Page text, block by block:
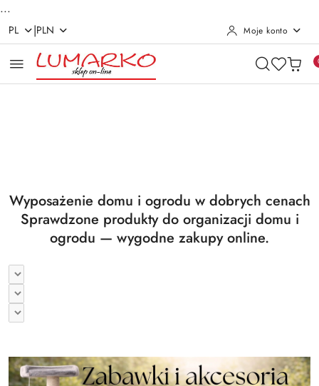
...
Przejdź do treści głównej
Przejdź do wyszukiwarki
Przejdź do moje konto
Przejdź do menu głównego
Przejdź do stopki
PL |PLN Moje konto
Wyposażenie domu i ogrodu w dobrych cenach
Sprawdzone produkty do organizacji domu i
ogrodu — wygodne zakupy online.